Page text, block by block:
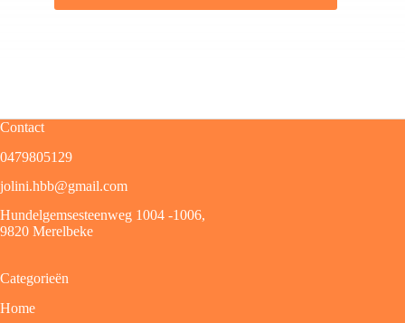
Contact
0479805129
jolini.hbb@gmail.com
Hundelgemsesteenweg 1004 -1006,
9820 Merelbeke
Categorieën
Home